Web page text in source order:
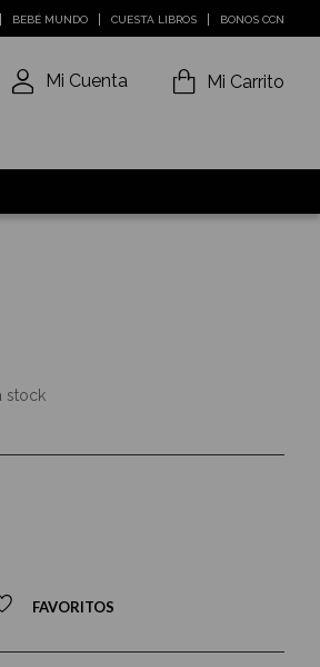
BEBÉ MUNDO CUESTA LIBROS BONOS CCN
Mi Cuenta Mi Carrito
stock
FAVORITOS